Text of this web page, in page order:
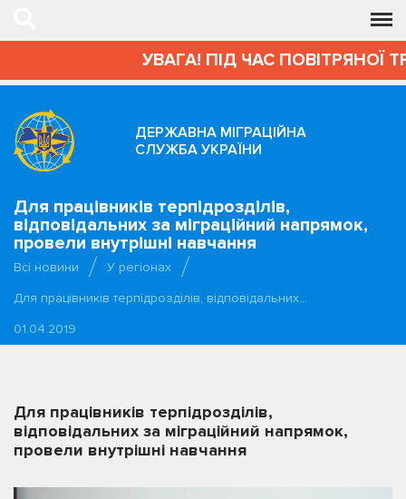
УВАГА! ПІД ЧАС ПОВІТРЯНОЇ
ДЕРЖАВНА МІГРАЦІЙНА
СЛУЖБА УКРАЇНИ
Для працівників терпідрозділів,
відповідальних за міграційний напрямок,
провели внутрішні навчання
Всі новини
У регіонах
Для працівників терпідрозділів, відповідальних…
01.04.2019
Для працівників терпідрозділів,
відповідальних за міграційний напрямок,
провели внутрішні навчання